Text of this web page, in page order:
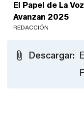
El Papel de La
Avanzan 2025
REDACCIÓN
Descargar: